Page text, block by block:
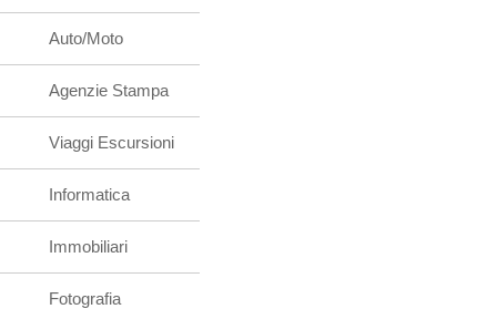
Auto/Moto
Agenzie Stampa
Viaggi Escursioni
Informatica
Immobiliari
Fotografia